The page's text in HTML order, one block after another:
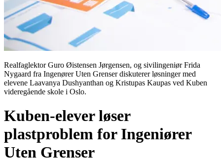
Realfaglektor Guro Øistensen Jørgensen, og sivilingeniør Frida
Nygaard fra Ingenører Uten Grenser diskuterer løsninger med
elevene Laavanya Dushyanthan og Kristupas Kaupas ved Kuben
videregående skole i Oslo.
Kuben-elever løser
plastproblem for Ingeniører
Uten Grenser